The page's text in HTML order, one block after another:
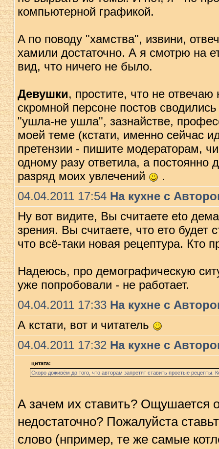
компьютерной графикой.
A по поводу "хамства", извини,
хамили достаточно. А я смотрю на
вид, что ничего не было.
Девушки, простите, что не
скромной персоне постов
"ушла-не ушла", зазнайстве,
моей теме (кстати, именно сейчас
претензии - пишите модераторам,
одному разу ответила, а постоянно
разряд моих увлечений
.
04.04.2011 17:54 На кухне с
Ну вот видите, Вы считаете еtо
зрения. Вы считаете, что ето будет
что всё-таки новая рецептура. Кто
Надеюсь, про демографическую
уже попробовали - не работает.
04.04.2011 17:33 На кухне с
А кстати, вот и читатель
04.04.2011 17:32 На кухне с
цитата:
Скоро доживём до того, что авторам запретят ставить простые рецепты.
А зачем их ставить? Ощушается
недостаточно? Пожалуйста
слово (нпример, те же самые